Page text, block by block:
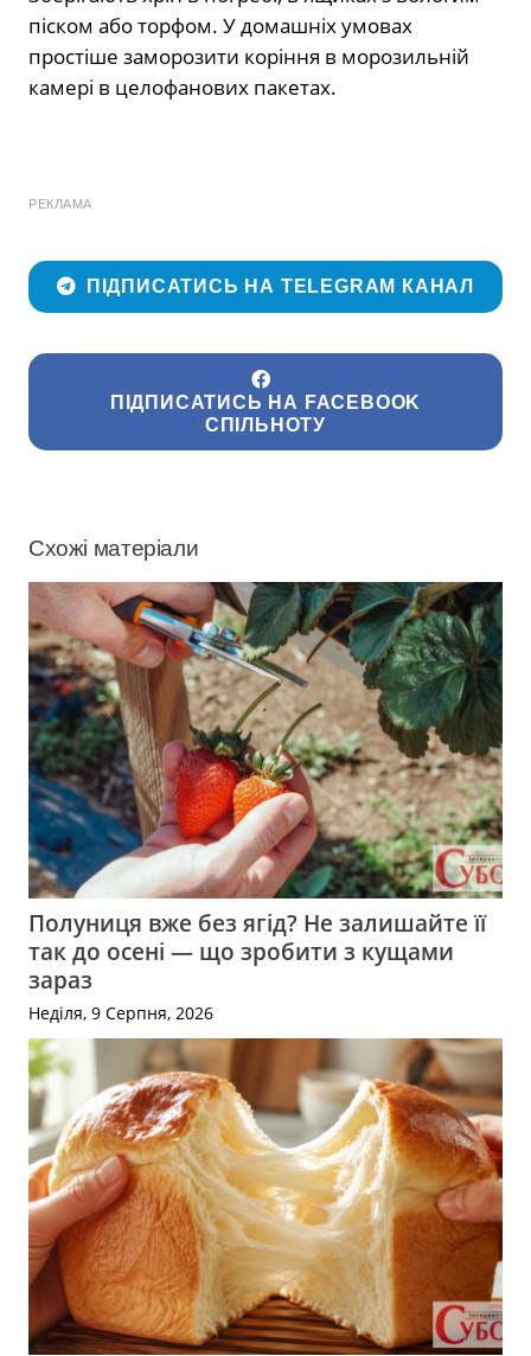
піском або торфом. У домашніх умовах
простіше заморозити коріння в морозильній
камері в целофанових пакетах.
РЕКЛАМА
ПІДПИСАТИСЬ НА TELEGRAM КАНАЛ
ПІДПИСАТИСЬ НА FACEBOOK
СПІЛЬНОТУ
Схожі матеріали
Полуниця вже без ягід? Не залишайте її
так до осені — що зробити з кущами
зараз
Неділя, 9 Серпня, 2026